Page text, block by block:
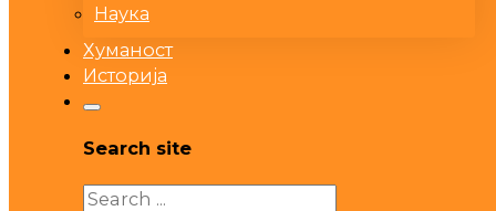
Наука
Хуманост
Историја
Search site
Search